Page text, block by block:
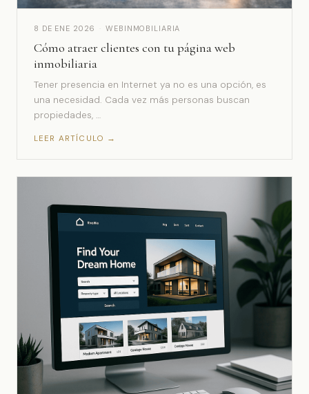
8 DE ENE 2026 WEBINMOBILIARIA
Cómo atraer clientes con tu página web
inmobiliaria
Tener presencia en Internet ya no es una opción, es
una necesidad. Cada vez más personas buscan
propiedades, …
LEER ARTÍCULO →